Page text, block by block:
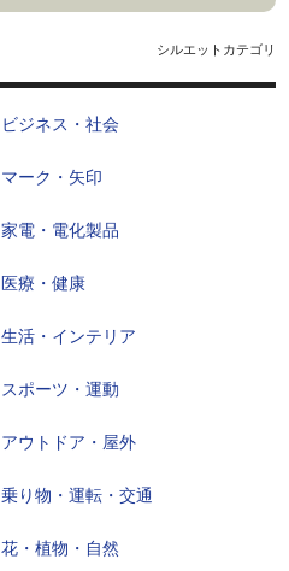
シルエットカテゴリ
ビジネス・社会
マーク・矢印
家電・電化製品
医療・健康
生活・インテリア
スポーツ・運動
アウトドア・屋外
乗り物・運転・交通
花・植物・自然